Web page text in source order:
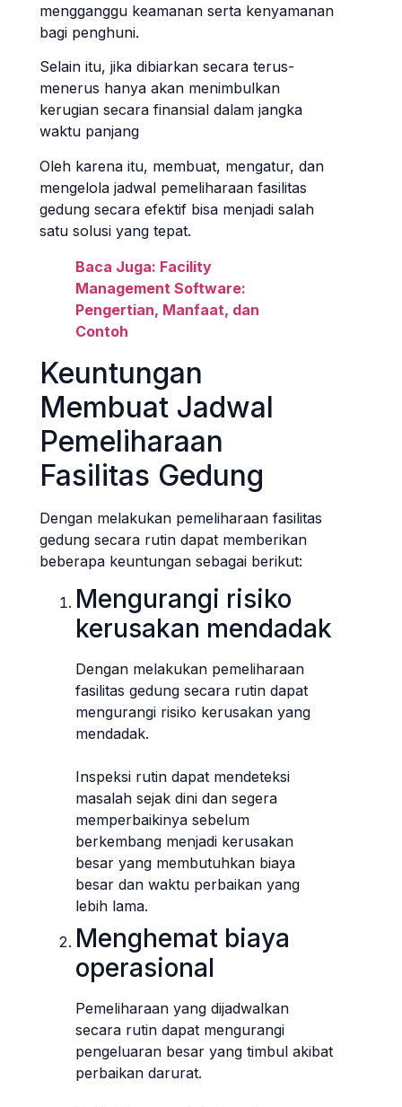
mengganggu keamanan serta kenyamanan
bagi penghuni.
Selain itu, jika dibiarkan secara terus-
menerus hanya akan menimbulkan
kerugian secara finansial dalam jangka
waktu panjang
Oleh karena itu, membuat, mengatur, dan
mengelola jadwal pemeliharaan fasilitas
gedung secara efektif bisa menjadi salah
satu solusi yang tepat.
Baca Juga: Facility
Management Software:
Pengertian, Manfaat, dan
Contoh
Keuntungan
Membuat Jadwal
Pemeliharaan
Fasilitas Gedung
Dengan melakukan pemeliharaan fasilitas
gedung secara rutin dapat memberikan
beberapa keuntungan sebagai berikut:
Mengurangi risiko
kerusakan mendadak
Dengan melakukan pemeliharaan
fasilitas gedung secara rutin dapat
mengurangi risiko kerusakan yang
mendadak.
Inspeksi rutin dapat mendeteksi
masalah sejak dini dan segera
memperbaikinya sebelum
berkembang menjadi kerusakan
besar yang membutuhkan biaya
besar dan waktu perbaikan yang
lebih lama.
Menghemat biaya
operasional
Pemeliharaan yang dijadwalkan
secara rutin dapat mengurangi
pengeluaran besar yang timbul akibat
perbaikan darurat.